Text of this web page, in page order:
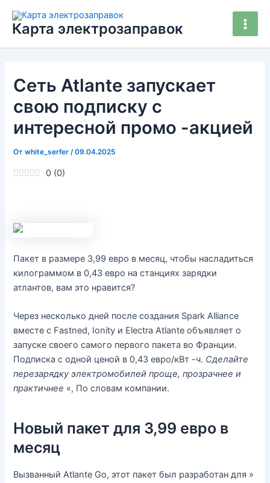
содержимому
Карта электрозаправок
Main
Сеть Atlante запускает
свою подписку с
интересной промо -акцией
Отwhite_serfer /09.04.2025
0 (0)
Пакет в размере 3,99 евро в месяц, чтобы насладиться
килограммом в 0,43 евро на станциях зарядки
атлантов, вам это нравится?
Через несколько дней после создания Spark Alliance
вместе с Fastned, Ionity и Electra Atlante объявляет о
запуске своего самого первого пакета во Франции.
Подписка с одной ценой в 0,43 евро/кВт -ч. Сделайте
перезарядку электромобилей проще, прозрачнее и
практичнее «, По словам компании.
Новый пакет для 3,99 евро в
месяц
Вызванный Atlante Go, этот пакет был разработан для »